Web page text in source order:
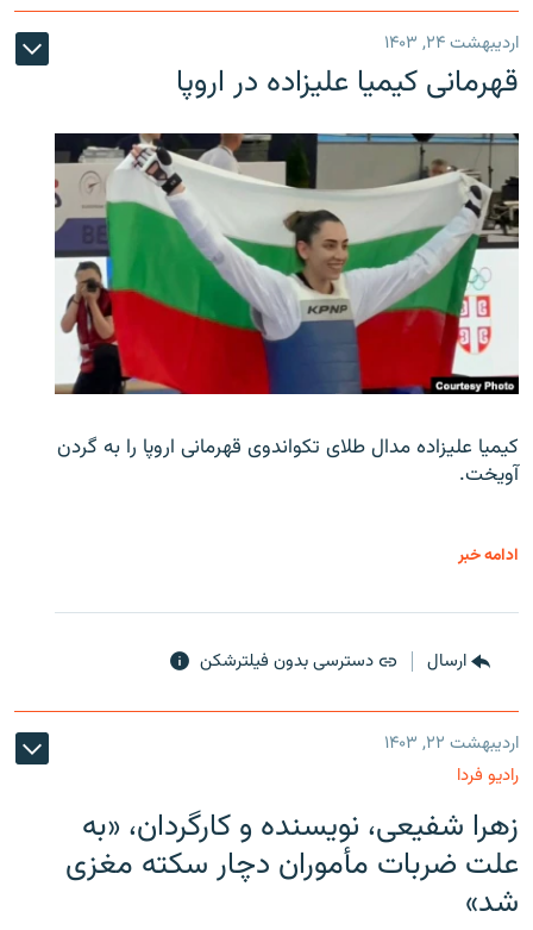
اردیبهشت ۲۴, ۱۴۰۳
قهرمانی کیمیا علیزاده در اروپا
کیمیا علیزاده مدال طلای تکواندوی قهرمانی اروپا را به گردن
آویخت.
ادامه خبر
ارسال دسترسی بدون فیلترشکن
اردیبهشت ۲۲, ۱۴۰۳
رادیو فردا
زهرا شفیعی، نویسنده و کارگردان، «به
علت ضربات مأموران دچار سکته مغزی
شد»